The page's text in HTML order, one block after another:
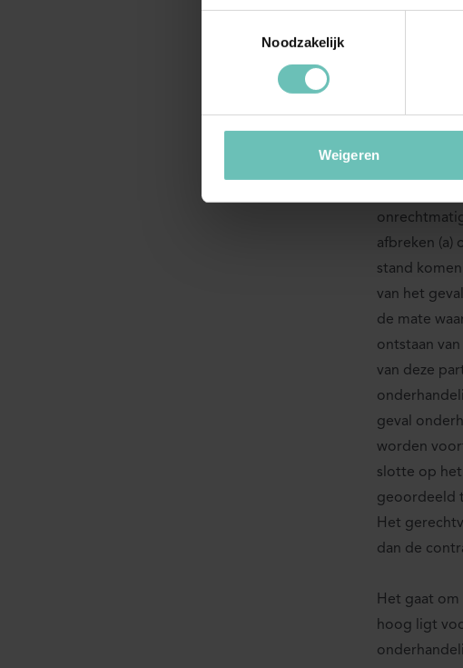
Noodzakelijk
Weigeren
De
Zijn de
afbreken (a)
stand
van het
de mate
ontstaan
van deze
geval
worden
slotte op
geoordeeld
Het
dan de
Het gaat
hoog ligt